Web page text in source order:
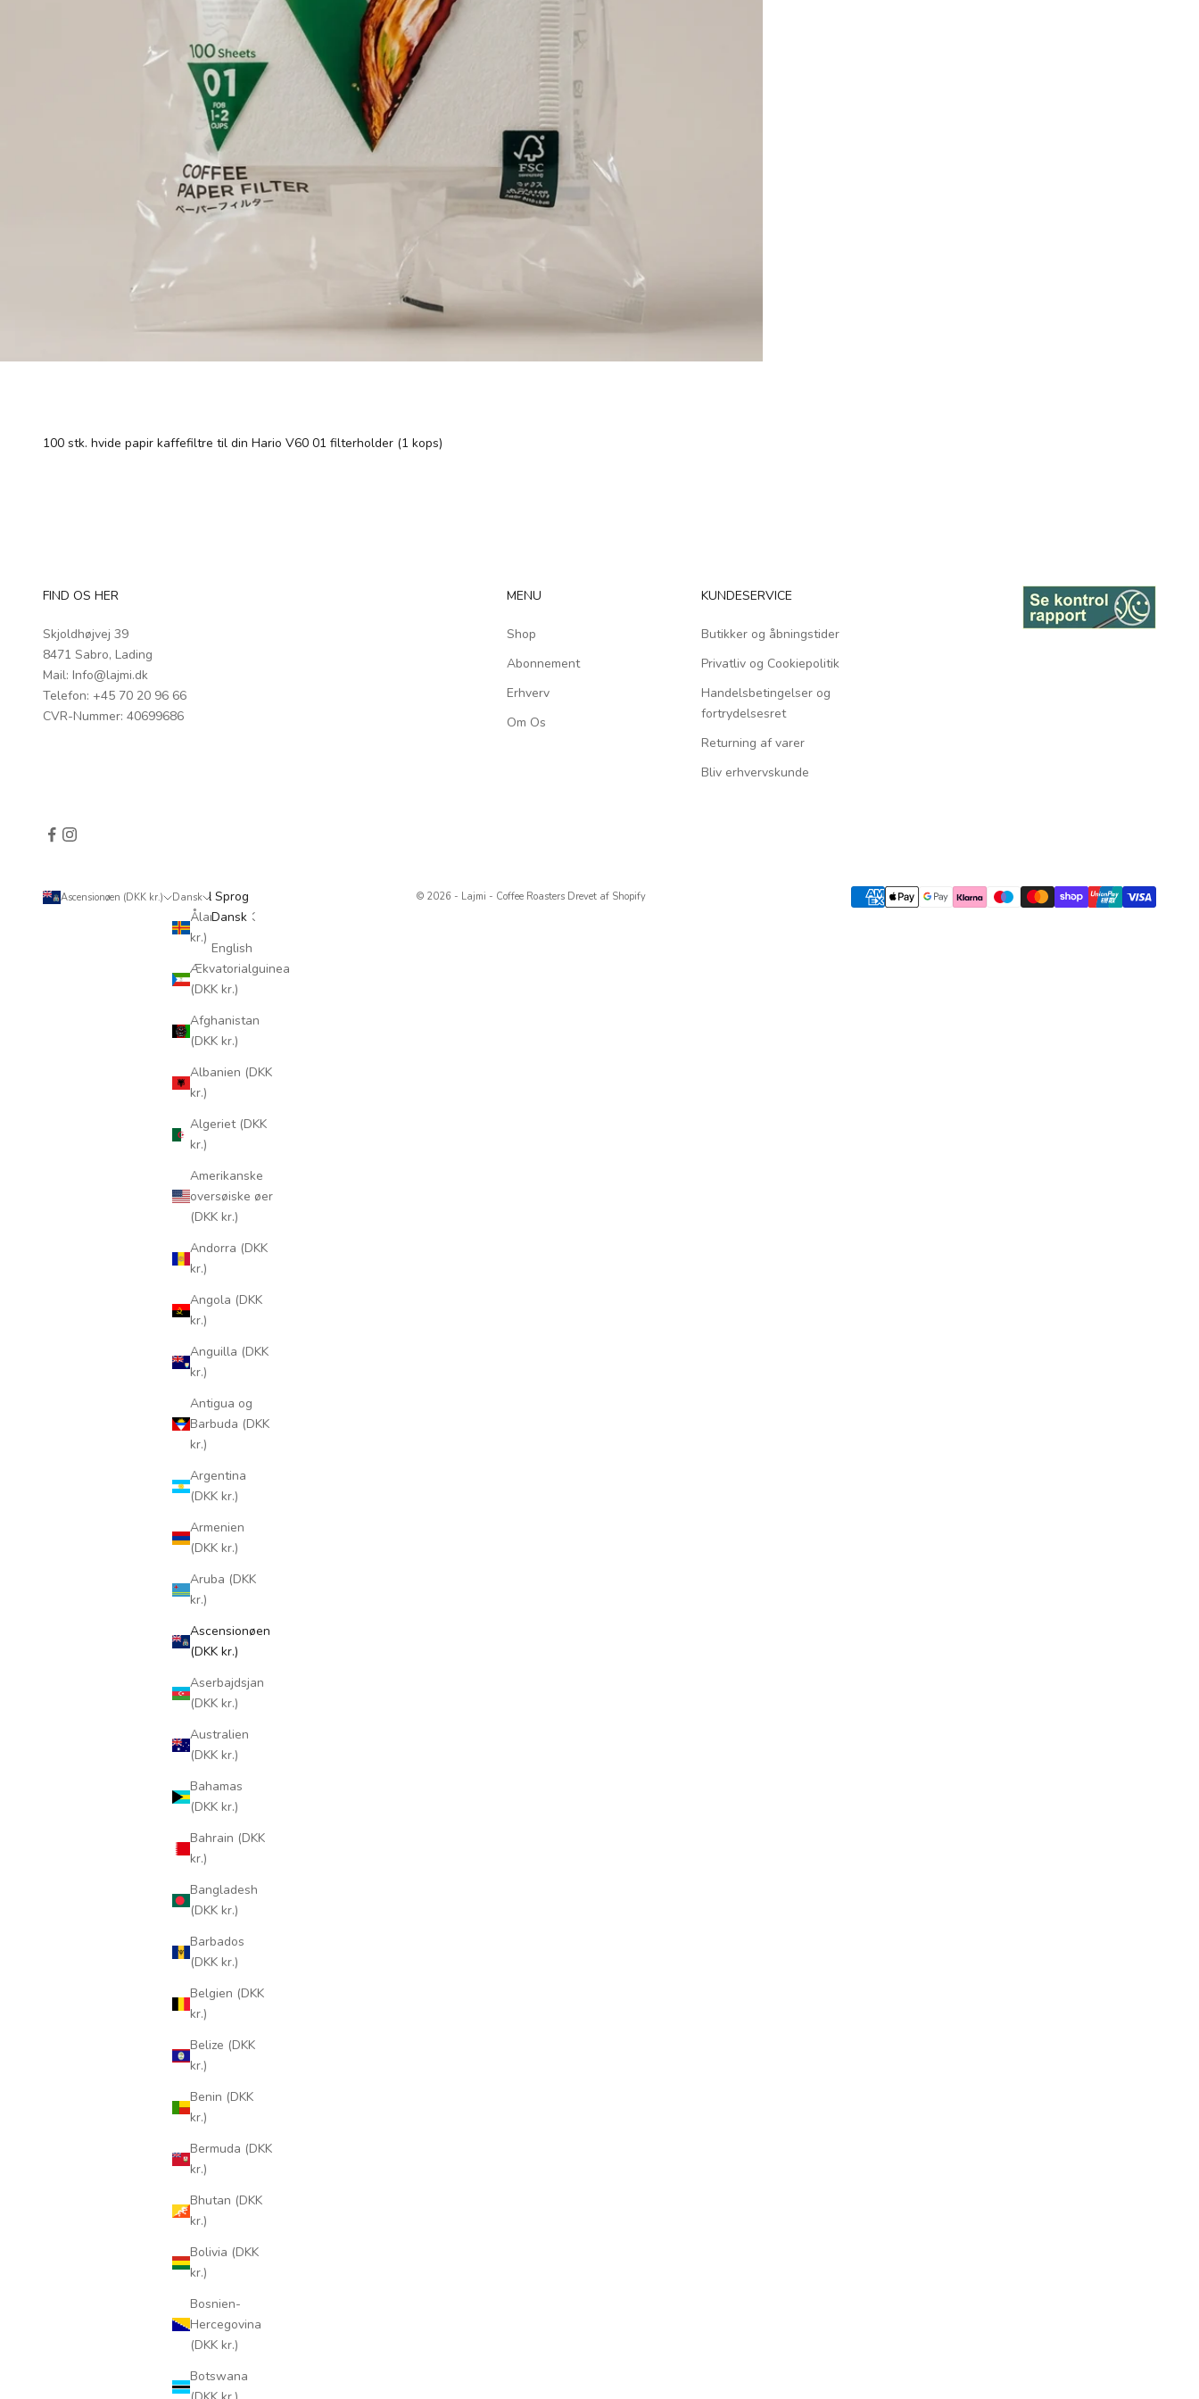
100 stk. hvide papir kaffefiltre til din Hario V60 01 filterholder (1 kops)
FIND OS HER
Skjoldhøjvej 39
8471 Sabro, Lading
Mail: Info@lajmi.dk
Telefon: +45 70 20 96 66
CVR-Nummer: 40699686
MENU
Shop
Abonnement
Erhverv
Om Os
KUNDESERVICE
Butikker og åbningstider
Privatliv og Cookiepolitik
Handelsbetingelser og
fortrydelsesret
Returning af varer
Bliv erhvervskunde
Ascensionøen (DKK kr.)
Land
Åland (DKK
kr.)
Ækvatorialguinea
(DKK kr.)
Afghanistan
(DKK kr.)
Albanien (DKK
kr.)
Algeriet (DKK
kr.)
Amerikanske
oversøiske øer
(DKK kr.)
Andorra (DKK
kr.)
Angola (DKK
kr.)
Anguilla (DKK
kr.)
Antigua og
Barbuda (DKK
kr.)
Argentina
(DKK kr.)
Armenien
(DKK kr.)
Aruba (DKK
kr.)
Ascensionøen
(DKK kr.)
Aserbajdsjan
(DKK kr.)
Australien
(DKK kr.)
Bahamas
(DKK kr.)
Bahrain (DKK
kr.)
Bangladesh
(DKK kr.)
Barbados
(DKK kr.)
Belgien (DKK
kr.)
Belize (DKK
kr.)
Benin (DKK
kr.)
Bermuda (DKK
kr.)
Bhutan (DKK
kr.)
Bolivia (DKK
kr.)
Bosnien-
Hercegovina
(DKK kr.)
Botswana
Dansk
Sprog
Dansk
English
© 2026 - Lajmi - Coffee Roasters Drevet af Shopify